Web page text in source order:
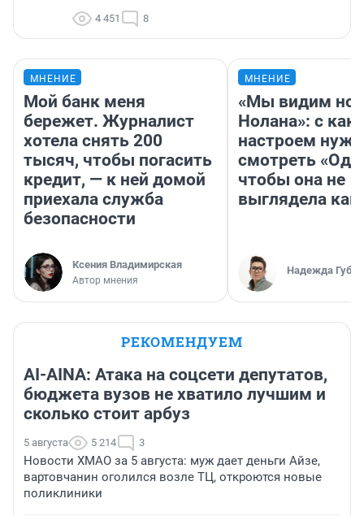
4 451 8
МНЕНИЕ
Мой банк меня
бережет. Журналист
хотела снять 200
тысяч, чтобы погасить
кредит, — к ней домой
приехала служба
безопасности
Ксения Владимирская
Автор мнения
МНЕНИЕ
«Мы видим
Нолана»: с
настроем
смотреть
чтобы она не
выглядела как
Надежда
РЕКОМЕНДУЕМ
AI-AINA: Атака на соцсети депутатов,
бюджета вузов не хватило лучшим и
сколько стоит арбуз
5 августа 5 214 3
Новости ХМАО за 5 августа: муж дает деньги Айзе,
вартовчанин оголился возле ТЦ, откроются новые
поликлиники